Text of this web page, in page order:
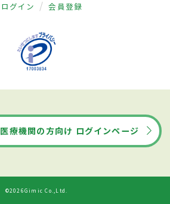
ログイン 会員登録
医療機関の方向け ログインページ
©2026Gimic Co.,Ltd.